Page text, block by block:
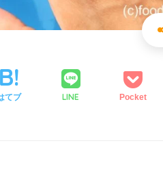
てブ LINE Pocket